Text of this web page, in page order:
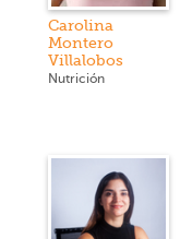
Carolina
Montero
Villalobos
Nutrición